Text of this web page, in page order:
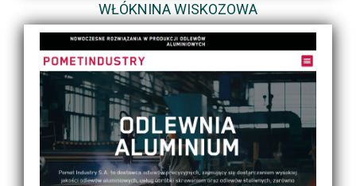
WŁÓKNINA WISKOZOWA